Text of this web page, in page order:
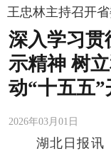
王忠林主持召开
深入学习贯
示精神 树
动“十五五
2026年03月01日
湖北日报讯